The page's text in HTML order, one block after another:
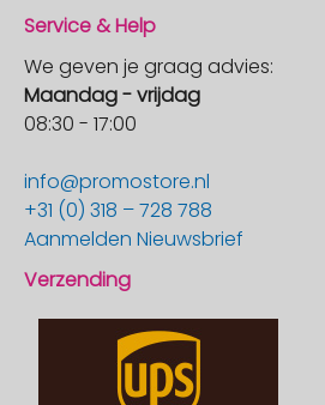
Service & Help
We geven je graag advies:
Maandag - vrijdag
08:30 - 17:00
info@promostore.nl
+31 (0) 318 – 728 788
Aanmelden Nieuwsbrief
Verzending